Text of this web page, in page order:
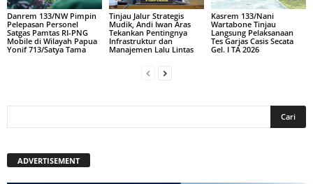
Danrem 133/NW Pimpin
Pelepasan Personel
Satgas Pamtas RI-PNG
Mobile di Wilayah Papua
Yonif 713/Satya Tama
Tinjau Jalur Strategis
Mudik, Andi Iwan Aras
Tekankan Pentingnya
Infrastruktur dan
Manajemen Lalu Lintas
Kasrem 133/Nani
Wartabone Tinjau
Langsung Pelaksanaan
Tes Garjas Casis Secata
Gel. I TA 2026
ADVERTISEMENT